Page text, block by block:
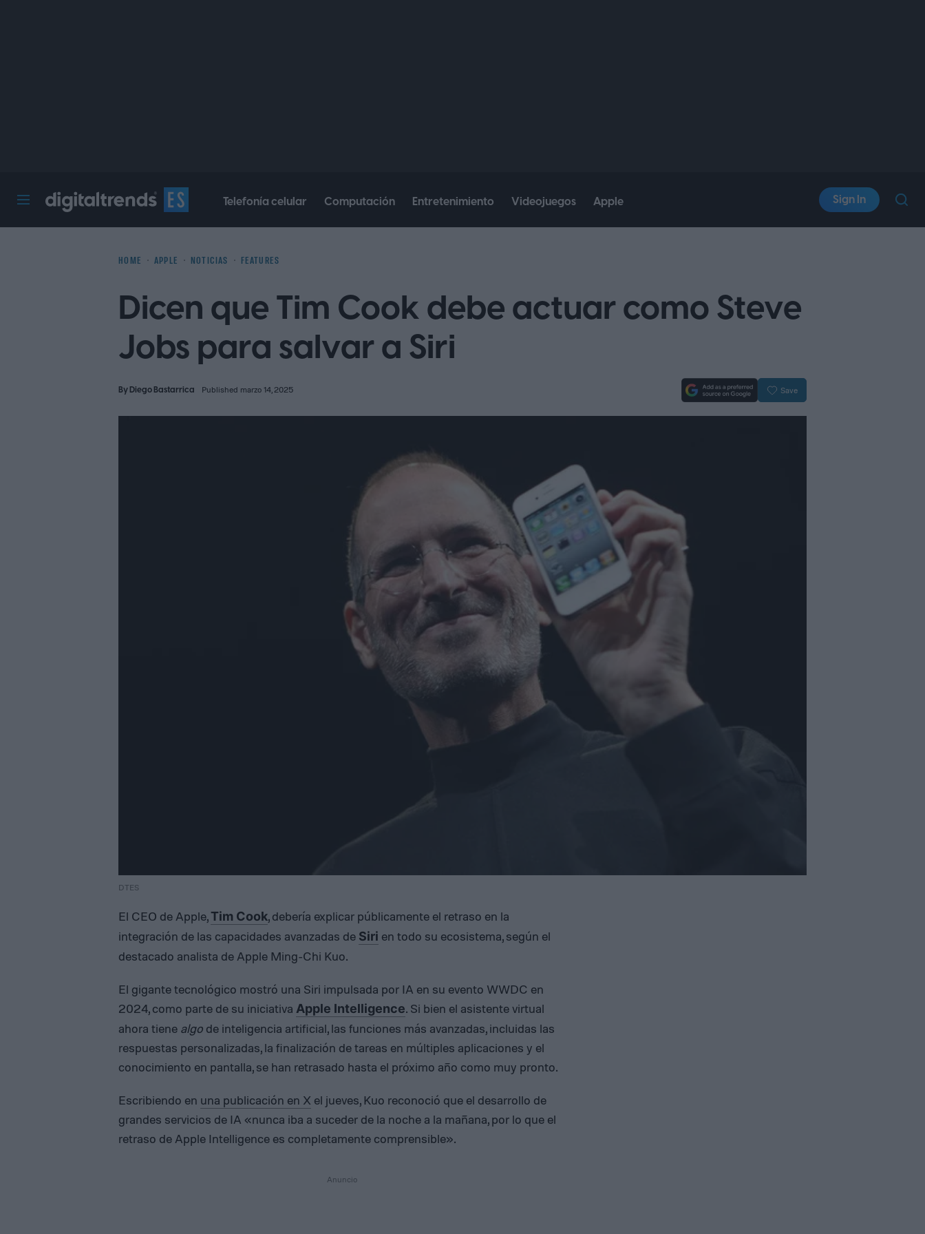
Telefonía celular Computación Entretenimiento Videojuegos Apple Sign In
HOME APPLE NOTICIAS FEATURES
Dicen que Tim Cook debe actuar como Steve
Jobs para salvar a Siri
ByDiego Bastarrica Published marzo 14, 2025 Save
DTES
El CEO de Apple,Tim Cook, debería explicar públicamente el retraso en la
integración de las capacidades avanzadas de Siri en todo su ecosistema, según el
destacado analista de Apple Ming-Chi Kuo.
El gigante tecnológico mostró una Siri impulsada por IA en su evento WWDC en
2024, como parte de su iniciativa Apple Intelligence. Si bien el asistente virtual
ahora tiene algo de inteligencia artificial, las funciones más avanzadas, incluidas las
respuestas personalizadas, la finalización de tareas en múltiples aplicaciones y el
conocimiento en pantalla, se han retrasado hasta el próximo año como muy pronto.
Escribiendo en una publicación en X el jueves, Kuo reconoció que el desarrollo de
grandes servicios de IA «nunca iba a suceder de la noche a la mañana, por lo que el
retraso de Apple Intelligence es completamente comprensible».